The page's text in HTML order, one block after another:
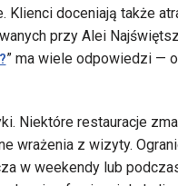
Klienci doceniają także
przy Alei
” ma wiele odpowiedzi —
Niektóre restauracje
wrażenia z wizyty.
w weekendy lub